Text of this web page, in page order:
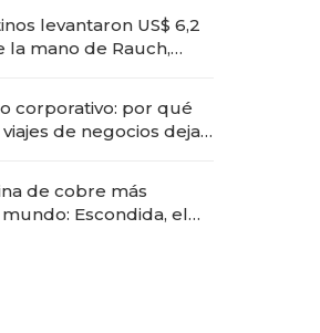
el cuidado corporal
levantaron US$ 6,2
la mano de Rauch,
corporativo: por qué
de negocios dejan
de cobre más
Escondida, el